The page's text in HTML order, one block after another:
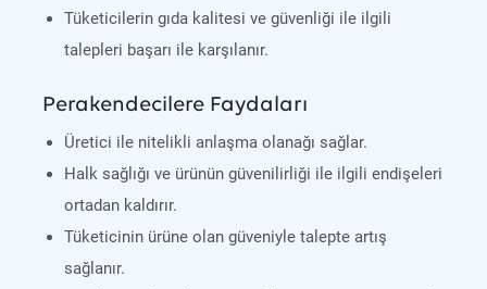
Tüketicilerin gıda kalitesi ve güvenliği ile ilgili
talepleri başarı ile karşılanır.
Perakendecilere Faydaları
Üretici ile nitelikli anlaşma olanağı sağlar.
Halk sağlığı ve ürünün güvenilirliği ile ilgili endişeleri
ortadan kaldırır.
Tüketicinin ürüne olan güveniyle talepte artış
sağlanır.